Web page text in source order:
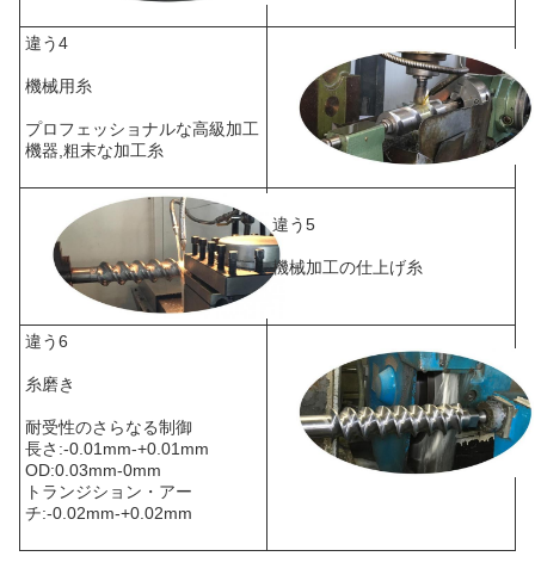
違う4
機械用糸
プロフェッショナルな高級加工
機器,粗末な加工糸
違う5
機械加工の仕上げ糸
違う6
糸磨き
耐受性のさらなる制御
長さ:-0.01mm-+0.01mm
OD:0.03mm-0mm
トランジション・アー
チ:-0.02mm-+0.02mm